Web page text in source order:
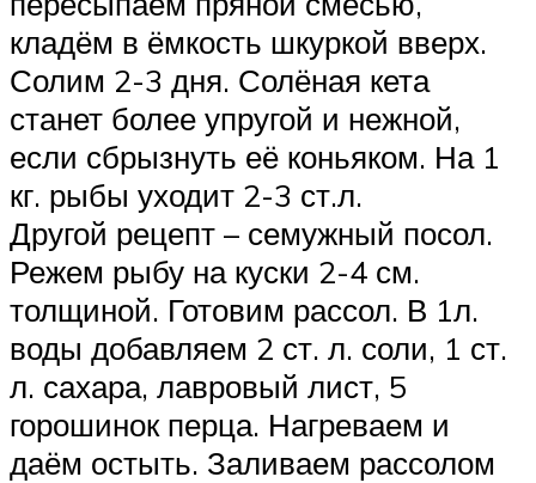
кладём в ёмкость шкуркой вверх.
Солим 2-3 дня. Солёная кета
станет более упругой и нежной,
если сбрызнуть её коньяком. На 1
кг. рыбы уходит 2-3 ст.л.
Другой рецепт – семужный посол.
Режем рыбу на куски 2-4 см.
толщиной. Готовим рассол. В 1л.
воды добавляем 2 ст. л. соли, 1 ст.
л. сахара, лавровый лист, 5
горошинок перца. Нагреваем и
даём остыть. Заливаем рассолом